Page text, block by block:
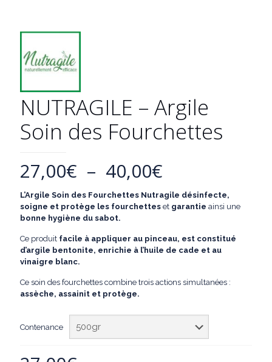
NUTRAGILE – Argile
Soin des Fourchettes
27,00€ – 40,00€
de
prix :
à
40,00€
L’Argile Soin des Fourchettes Nutragile désinfecte,
soigne et protège les fourchettes et garantie ainsi une
bonne hygiène du sabot.
Ce produit facile à appliquer au pinceau, est constitué
d’argile bentonite, enrichie à l’huile de cade et au
vinaigre blanc.
Ce soin des fourchettes combine trois actions simultanées :
assèche, assainit et protège.
Contenance